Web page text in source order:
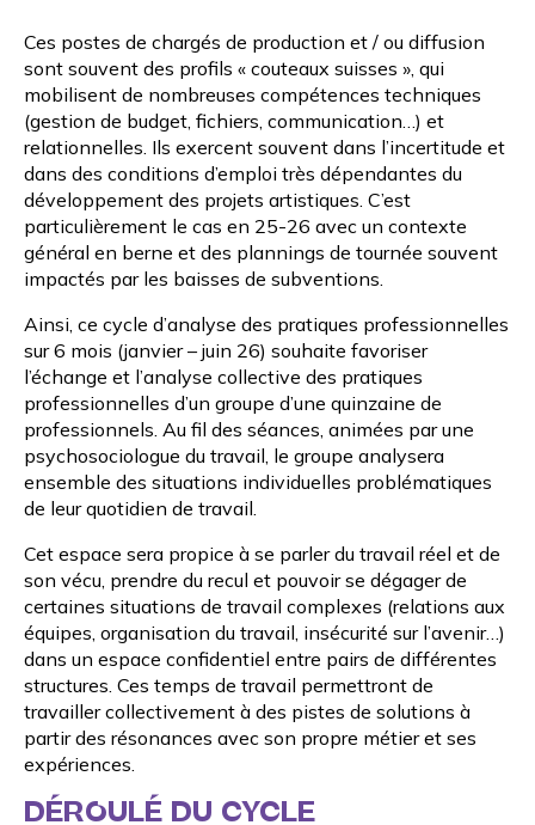
Ces postes de chargés de production et / ou diffusion
sont souvent des profils « couteaux suisses », qui
mobilisent de nombreuses compétences techniques
(gestion de budget, fichiers, communication…) et
relationnelles. Ils exercent souvent dans l’incertitude et
dans des conditions d’emploi très dépendantes du
développement des projets artistiques. C’est
particulièrement le cas en 25-26 avec un contexte
général en berne et des plannings de tournée souvent
impactés par les baisses de subventions.
Ainsi, ce cycle d’analyse des pratiques professionnelles
sur 6 mois (janvier – juin 26) souhaite favoriser
l’échange et l’analyse collective des pratiques
professionnelles d’un groupe d’une quinzaine de
professionnels. Au fil des séances, animées par une
psychosociologue du travail, le groupe analysera
ensemble des situations individuelles problématiques
de leur quotidien de travail.
Cet espace sera propice à se parler du travail réel et de
son vécu, prendre du recul et pouvoir se dégager de
certaines situations de travail complexes (relations aux
équipes, organisation du travail, insécurité sur l’avenir…)
dans un espace confidentiel entre pairs de différentes
structures. Ces temps de travail permettront de
travailler collectivement à des pistes de solutions à
partir des résonances avec son propre métier et ses
expériences.
DÉROULÉ DU CYCLE